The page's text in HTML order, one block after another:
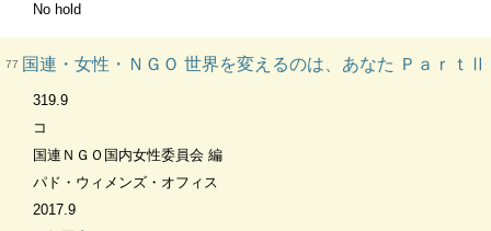
No hold
77 国連・女性・ＮＧＯ 世界を変えるのは、あなた ＰａｒｔⅡ
319.9
コ
国連ＮＧＯ国内女性委員会 編
パド・ウィメンズ・オフィス
2017.9